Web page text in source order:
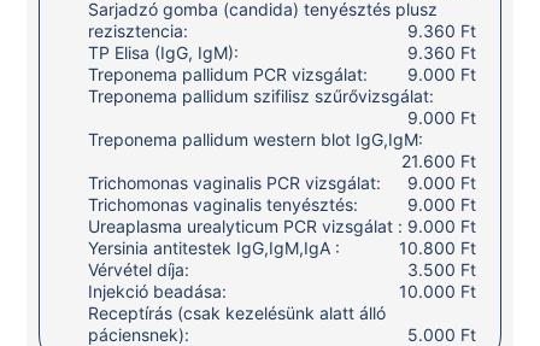
Sarjadzó gomba (candida) tenyésztés plusz
rezisztencia:
9.360 Ft
TP Elisa (IgG, IgM):
9.360 Ft
Treponema pallidum PCR vizsgálat:
9.000 Ft
Treponema pallidum szifilisz szűrővizsgálat:
9.000 Ft
Treponema pallidum western blot IgG,IgM:
21.600 Ft
Trichomonas vaginalis PCR vizsgálat:
9.000 Ft
Trichomonas vaginalis tenyésztés:
9.000 Ft
Ureaplasma urealyticum PCR vizsgálat : 9.000 Ft
Yersinia antitestek IgG,IgM,IgA :
10.800 Ft
Vérvétel díja:
3.500 Ft
Injekció beadása:
10.000 Ft
Receptírás (csak kezelésünk alatt álló
páciensnek):
5.000 Ft